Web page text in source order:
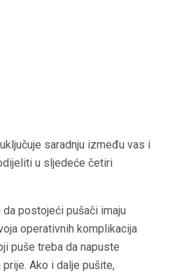
saradnju između vas i
u sljedeće četiri
da postojeći pušači imaju
operativnih komplikacija
puše treba da napuste
Ako i dalje pušite,